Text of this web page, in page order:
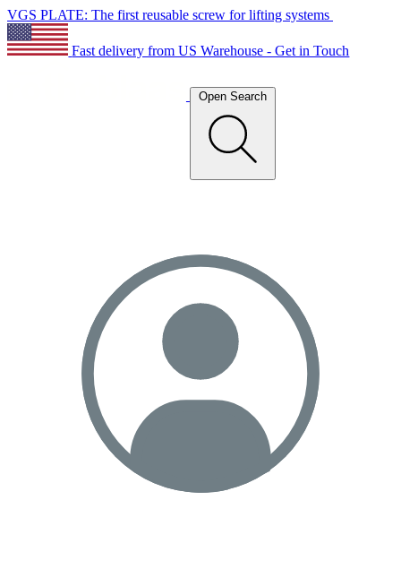
VGS PLATE: The first reusable screw for lifting systems
Fast delivery from US Warehouse - Get in Touch
Open Search